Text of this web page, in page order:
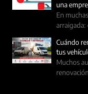
una
En
arraigada:
Cuándo
tus
Muchos